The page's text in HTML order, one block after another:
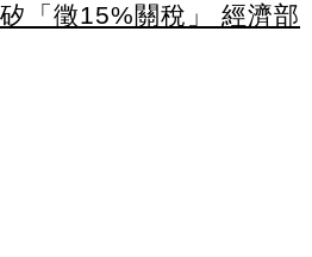
「徵15%關稅」 經濟部